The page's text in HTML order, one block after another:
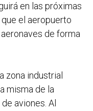
en las próximas
el aeropuerto
de forma
zona industrial
misma de la
aviones. Al